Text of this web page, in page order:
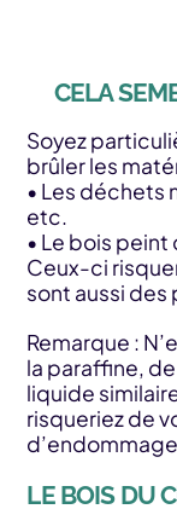
CELA
Soyez
brûler les
• Les déchets
etc.
• Le bois
Ceux-ci
sont aussi des
Remarque :
la paraffine,
liquide
risqueriez de
LE BOIS DU